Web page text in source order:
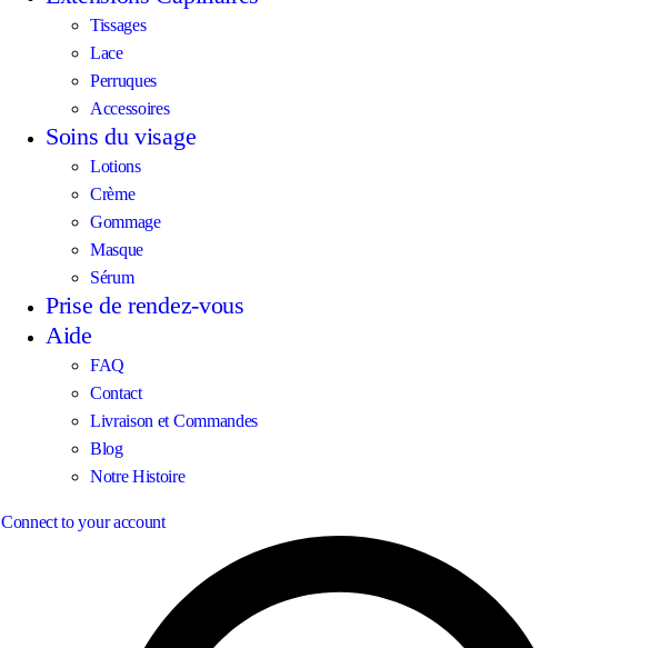
Tissages
Lace
Perruques
Accessoires
Soins du visage
Lotions
Crème
Gommage
Masque
Sérum
Prise de rendez-vous
Aide
FAQ
Contact
Livraison et Commandes
Blog
Notre Histoire
Connect to your account